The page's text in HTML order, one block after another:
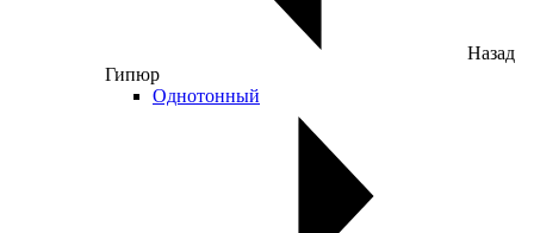
Назад
Гипюр
Однотонный